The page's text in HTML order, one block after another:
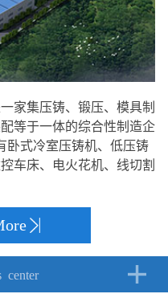
家集压铸、锻压、模具制
等于一体的综合性制造企
卧式冷室压铸机、低压铸
车床、电火花机、线切割
center